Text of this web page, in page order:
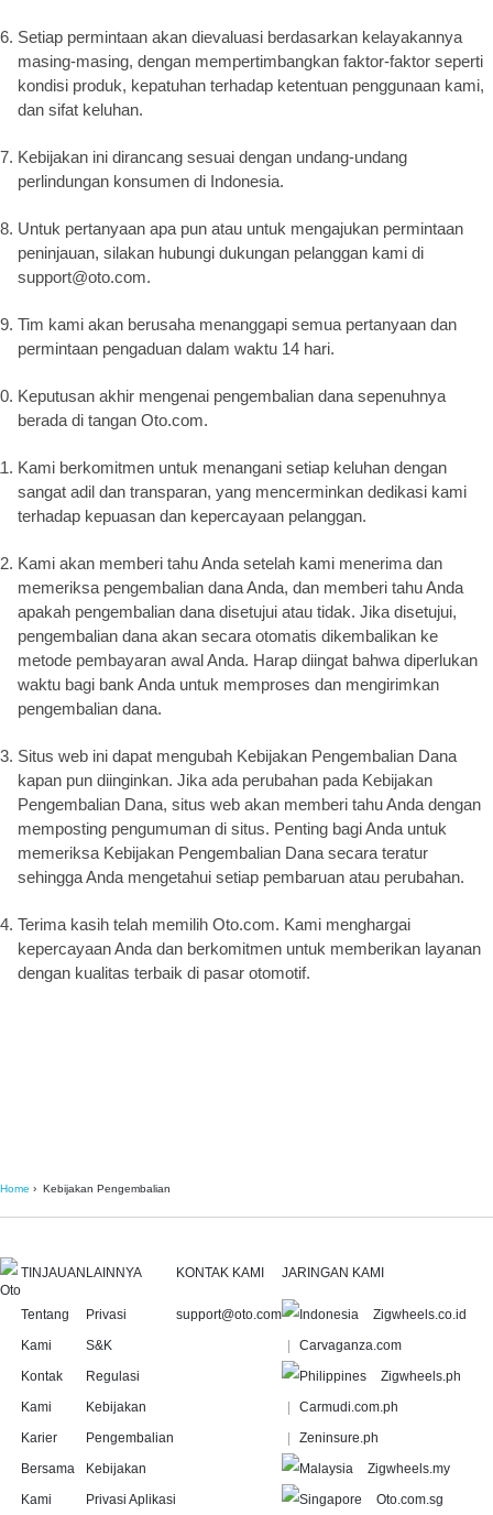
Setiap permintaan akan dievaluasi berdasarkan kelayakannya
masing-masing, dengan mempertimbangkan faktor-faktor seperti
kondisi produk, kepatuhan terhadap ketentuan penggunaan kami,
dan sifat keluhan.
Kebijakan ini dirancang sesuai dengan undang-undang
perlindungan konsumen di Indonesia.
Untuk pertanyaan apa pun atau untuk mengajukan permintaan
peninjauan, silakan hubungi dukungan pelanggan kami di
support@oto.com.
Tim kami akan berusaha menanggapi semua pertanyaan dan
permintaan pengaduan dalam waktu 14 hari.
Keputusan akhir mengenai pengembalian dana sepenuhnya
berada di tangan Oto.com.
Kami berkomitmen untuk menangani setiap keluhan dengan
sangat adil dan transparan, yang mencerminkan dedikasi kami
terhadap kepuasan dan kepercayaan pelanggan.
Kami akan memberi tahu Anda setelah kami menerima dan
memeriksa pengembalian dana Anda, dan memberi tahu Anda
apakah pengembalian dana disetujui atau tidak. Jika disetujui,
pengembalian dana akan secara otomatis dikembalikan ke
metode pembayaran awal Anda. Harap diingat bahwa diperlukan
waktu bagi bank Anda untuk memproses dan mengirimkan
pengembalian dana.
Situs web ini dapat mengubah Kebijakan Pengembalian Dana
kapan pun diinginkan. Jika ada perubahan pada Kebijakan
Pengembalian Dana, situs web akan memberi tahu Anda dengan
memposting pengumuman di situs. Penting bagi Anda untuk
memeriksa Kebijakan Pengembalian Dana secara teratur
sehingga Anda mengetahui setiap pembaruan atau perubahan.
Terima kasih telah memilih Oto.com. Kami menghargai
kepercayaan Anda dan berkomitmen untuk memberikan layanan
dengan kualitas terbaik di pasar otomotif.
Home Kebijakan Pengembalian
TINJAUAN
Tentang
Kami
Kontak
Kami
Karier
Bersama
Kami
LAINNYA
Privasi
S&K
Regulasi
Kebijakan
Pengembalian
Kebijakan
Privasi Aplikasi
KONTAK KAMI
support@oto.com
JARINGAN KAMI
Zigwheels.co.id
Carvaganza.com
Zigwheels.ph
Carmudi.com.ph
Zeninsure.ph
Zigwheels.my
Oto.com.sg